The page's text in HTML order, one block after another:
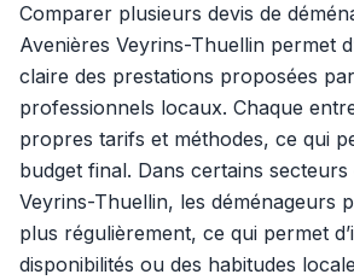
Comparer plusieurs devis de
Avenières Veyrins-Thuellin permet
claire des prestations proposées
professionnels locaux. Chaque
propres tarifs et méthodes, ce qui
budget final. Dans certains secteurs
Veyrins-Thuellin, les déménageurs
plus régulièrement, ce qui permet
disponibilités ou des habitudes